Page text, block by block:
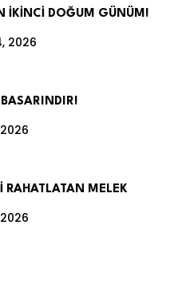
İKİNCİ DOĞUM GÜNÜM!
2026
MELEK